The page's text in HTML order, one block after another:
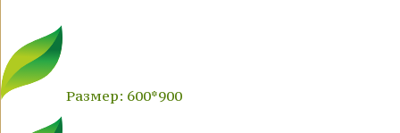
Размер: 600*900